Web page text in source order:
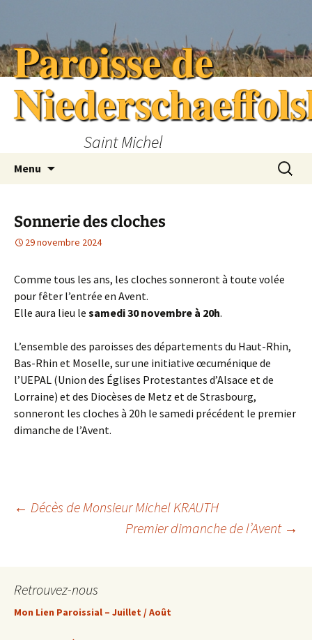
contenu
Paroisse de
Saint Michel
Menu
Sonnerie des cloches
29 novembre 2024
Comme tous les ans, les cloches sonneront à toute volée
pour fêter l’entrée en Avent.
Elle aura lieu le samedi 30 novembre à 20h.
L’ensemble des paroisses des départements du Haut-Rhin,
Bas-Rhin et Moselle, sur une initiative œcuménique de
l’UEPAL (Union des Églises Protestantes d’Alsace et de
Lorraine) et des Diocèses de Metz et de Strasbourg,
sonneront les cloches à 20h le samedi précédent le premier
dimanche de l’Avent.
Navigation
articles
← Décès de Monsieur Michel KRAUTH
Premier dimanche de l’Avent →
Retrouvez-nous
Mon Lien Paroissial – Juillet / Août